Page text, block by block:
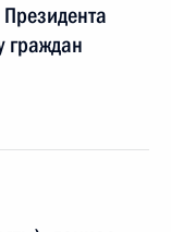
граждан